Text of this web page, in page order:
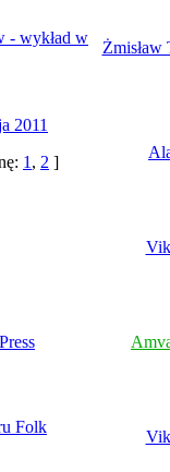
- wykład w
Żmisław
2011
1 , 2 ]
Folk